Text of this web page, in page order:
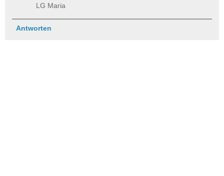
LG Maria
Antworten